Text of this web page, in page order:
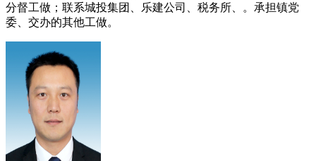
分督工做；联系城投集团、乐建公司、税务所、。承担镇党
委、交办的其他工做。